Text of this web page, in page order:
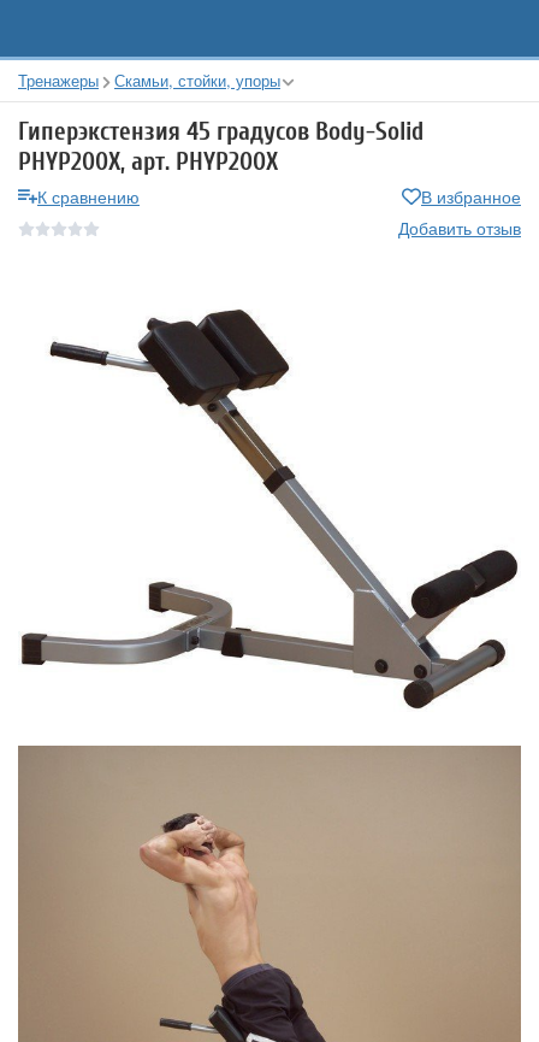
Тренажеры Скамьи, стойки, упоры
Гиперэкстензия 45 градусов Body-Solid
PHYP200X, арт. PHYP200X
К сравнению
В избранное
Добавить отзыв